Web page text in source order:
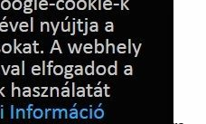
támogatás sok
sőt akár életmentő